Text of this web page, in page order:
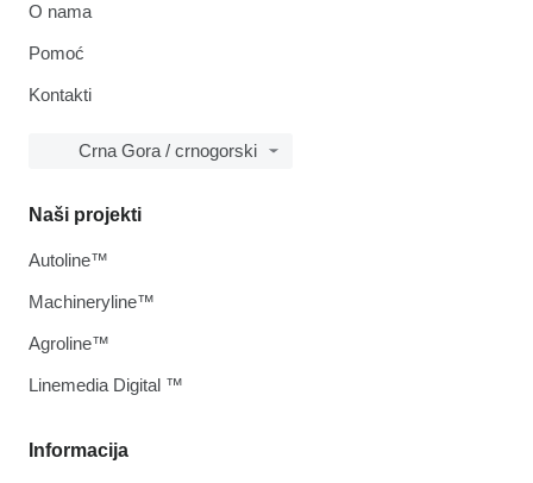
O nama
Pomoć
Kontakti
Crna Gora / crnogorski
Informacija
Naši projekti
Autoline™
Machineryline™
Agroline™
Linemedia Digital ™